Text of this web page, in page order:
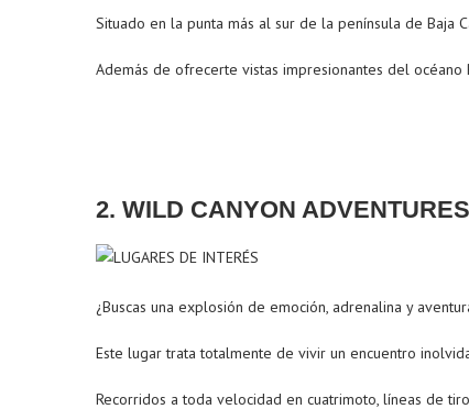
Situado en la punta más al sur de la península de
Además de ofrecerte vistas impresionantes del
2. WILD CANYON ADVENTURES
¿Buscas una explosión de emoción, adrenalina y
Este lugar trata totalmente de vivir un encuentro
Recorridos a toda velocidad en cuatrimoto, líneas de